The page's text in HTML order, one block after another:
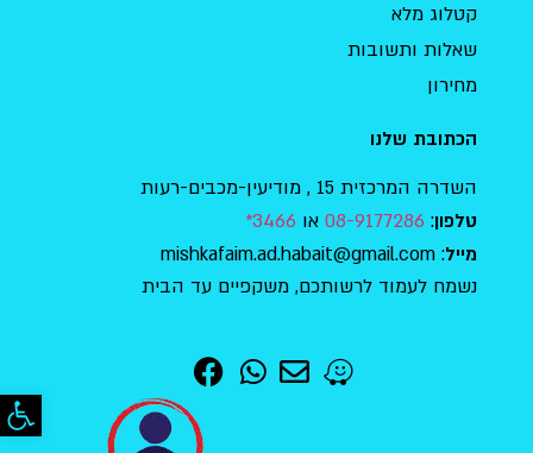
קטלוג מלא
שאלות ותשובות
מחירון
הכתובת שלנו
השדרה המרכזית 15 , מודיעין-מכבים-רעות
טלפון:
08-9177286 או 3466*
מייל: mishkafaim.ad.habait@gmail.com
נשמח לעמוד לרשותכם, משקפיים עד הבית
פתח